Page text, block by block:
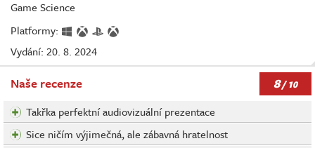
Game Science
Platformy:
Vydání: 20. 8. 2024
Naše recenze 8/ 10
Takřka perfektní audiovizuální prezentace
Sice ničím výjimečná, ale zábavná hratelnost